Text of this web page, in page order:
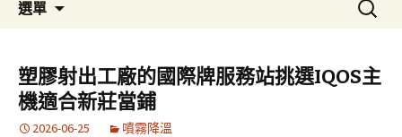
選單
容
區
尋
字:
塑膠射出工廠的國際牌服務站挑選IQOS主
機適合新莊當鋪
2026-06-25 噴霧降溫